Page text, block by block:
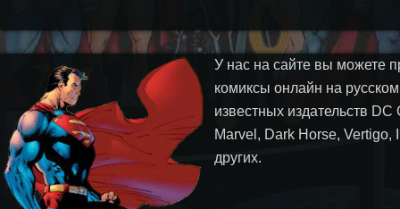
У нас на сайте вы можете
комиксы онлайн на
известных издательств DC
Marvel, Dark Horse, Vertigo,
других.